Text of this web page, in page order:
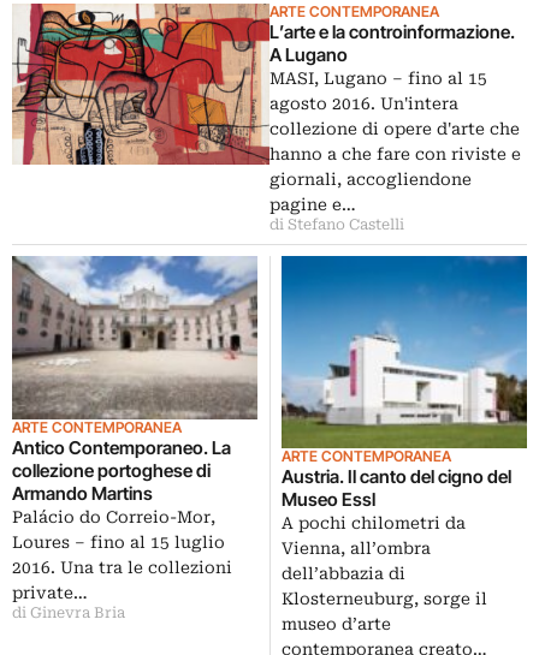
ARTE CONTEMPORANEA
L’arte e la controinformazione.
A Lugano
MASI, Lugano – fino al 15
agosto 2016. Un'intera
collezione di opere d'arte che
hanno a che fare con riviste e
giornali, accogliendone
pagine e…
di Stefano Castelli
ARTE CONTEMPORANEA
Antico Contemporaneo. La
collezione portoghese di
Armando Martins
Palácio do Correio-Mor,
Loures – fino al 15 luglio
2016. Una tra le collezioni
private…
di Ginevra Bria
ARTE CONTEMPORANEA
Austria. Il canto del cigno del
Museo Essl
A pochi chilometri da
Vienna, all’ombra
dell’abbazia di
Klosterneuburg, sorge il
museo d’arte
contemporanea creato…